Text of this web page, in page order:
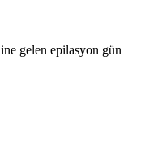
gelen epilasyon gün